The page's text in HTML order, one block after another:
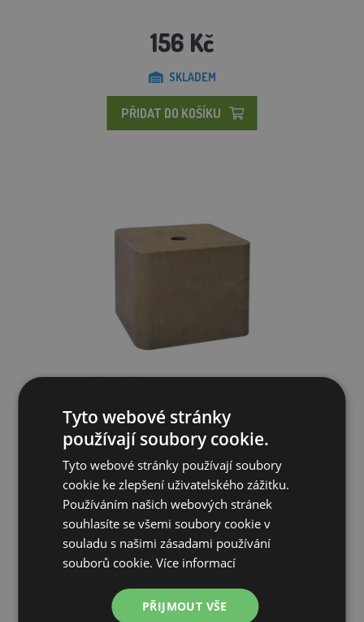
156 Kč
SKLADEM
PŘIDAT DO KOŠÍKU
185 Kč
SKLADEM
PŘIDAT DO KOŠÍKU
Tyto webové stránky
používají soubory cookie.
Tyto webové stránky používají soubory
cookie ke zlepšení uživatelského zážitku.
Používáním našich webových stránek
souhlasíte se všemi soubory cookie v
souladu s našimi zásadami používání
souborů cookie.Více informací
PŘIJMOUT VŠE